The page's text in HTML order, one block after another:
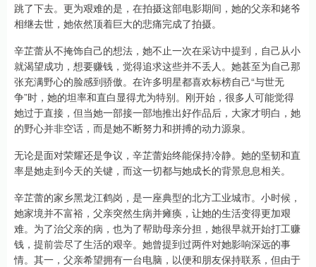
跳了下去。更为艰难的是，在拍摄这部电影期间，她的父亲和姥爷
相继去世，她依然顶着巨大的悲痛完成了拍摄。
辛芷蕾从不掩饰自己的想法，她不止一次在采访中提到，自己从小
就渴望成功，想要赚钱，觉得追求这些并不丢人。她甚至为自己那
张充满野心的脸感到骄傲。在许多明星都喜欢标榜自己“与世无
争”时，她的坦率和直白显得尤为特别。刚开始，很多人可能觉得
她过于直接，但当她一部接一部地推出好作品后，大家才明白，她
的野心并非空话，而是她不断努力和拼搏的动力源泉。
无论是面对荣耀还是争议，辛芷蕾始终能保持冷静。她的坚韧和直
率是她走到今天的关键，而这一切都与她成长的背景息息相关。
辛芷蕾的家乡黑龙江鹤岗，是一座典型的北方工业城市。小时候，
她家境并不富裕，父亲突然生病并瘫痪，让她的生活变得更加艰
难。为了治父亲的病，也为了帮助母亲分担，她很早就开始打工赚
钱，提前尝尽了生活的艰辛。她曾提到过两件对她影响深远的事
情。其一，父亲希望拥有一台电脑，以便和朋友保持联系，但由于